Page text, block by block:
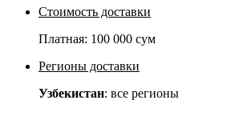
Стоимость доставки
Платная: 100 000 сум
Регионы доставки
Узбекистан: все регионы